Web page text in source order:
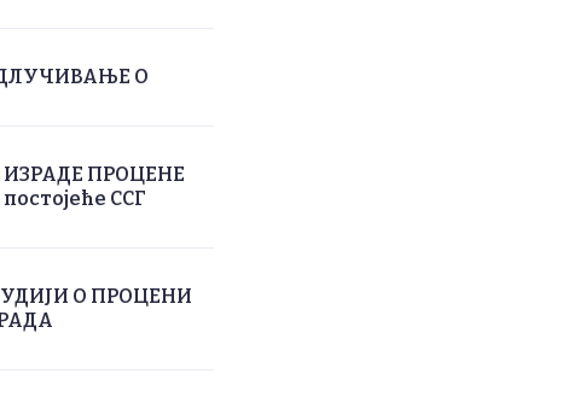
О
ПРОЦЕНЕ
ССГ
О ПРОЦЕНИ